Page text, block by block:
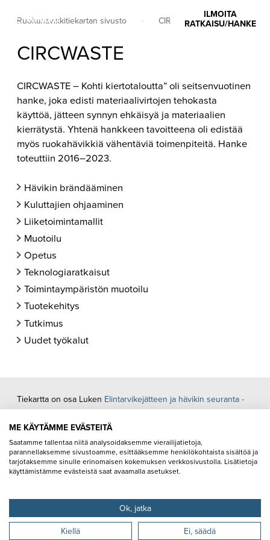
Valikko
ILMOITA
RATKAISU/HANKE
Ruokahävikkitiekartan sivusto • CIRCWASTE
CIRCWASTE
CIRCWASTE – Kohti kiertotaloutta” oli seitsenvuotinen
hanke, joka edisti materiaalivirtojen tehokasta
käyttöä, jätteen synnyn ehkäisyä ja materiaalien
kierrätystä. Yhtenä hankkeen tavoitteena oli edistää
myös ruokahävikkiä vähentäviä toimenpiteitä. Hanke
toteuttiin 2016–2023.
Hävikin brändääminen
Kuluttajien ohjaaminen
Liiketoimintamallit
Muotoilu
Opetus
Teknologiaratkaisut
Toimintaympäristön muotoilu
Tuotekehitys
Tutkimus
Uudet työkalut
Tiekartta on osa Luken Elintarvikejätteen ja hävikin seuranta -
ministeriöiden kanssa.
Ilmoita ratkaisu tai hanke tiekartalle
Elintarvikejäte- ja ruokahävikkiseuranta -hanke
Saavutettavuusseloste
@ Luonnonvarakeskus (Luke)
ME KÄYTÄMME EVÄSTEITÄ
Saatamme tallentaa niitä analysoidaksemme vierailijatietoja,
parannellaksemme sivustoamme, esittääksemme henkilökohtaista sisältöä ja
tarjotaksemme sinulle erinomaisen kokemuksen verkkosivustolla. Lisätietoja
käyttämistämme evästeistä saat avaamalla asetukset.
Ok, jatka
Kiellä
Ei, säädä